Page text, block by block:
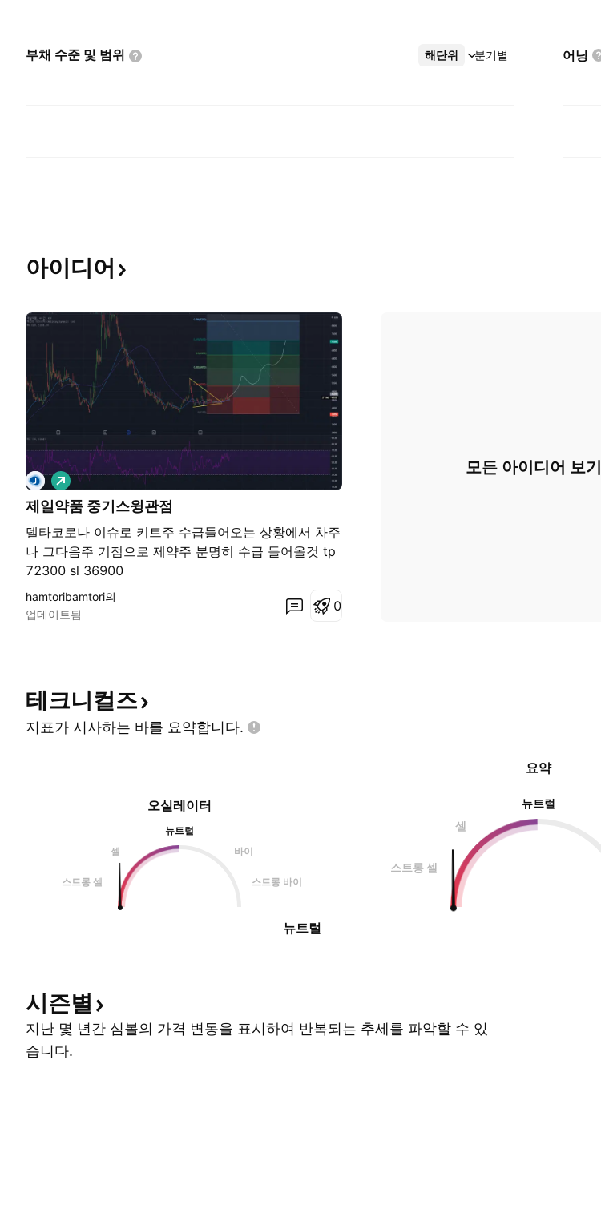
부채 수준 및 범위 해단위 분기별
더보기 어닝
아이디어
제일약품 중기스윙관점
델타코로나 이슈로 키트주 수급들어오는 상황에서 차주
나 그다음주 기점으로 제약주 분명히 수급 들어올것 tp
72300 sl 36900
롱
hamtoribamtori의
업데이트됨
0
모든 아이디어 보기
테크니컬즈
지표가 시사하는 바를 요약합니다.
오실레이터
뉴트럴
셀
바이
스트롱 셀 스트롱 바이
뉴트럴
요약
뉴트럴
셀
스트롱 셀
시즌별
지난 몇 년간 심볼의 가격 변동을 표시하여 반복되는 추세를 파악할 수 있
습니다.